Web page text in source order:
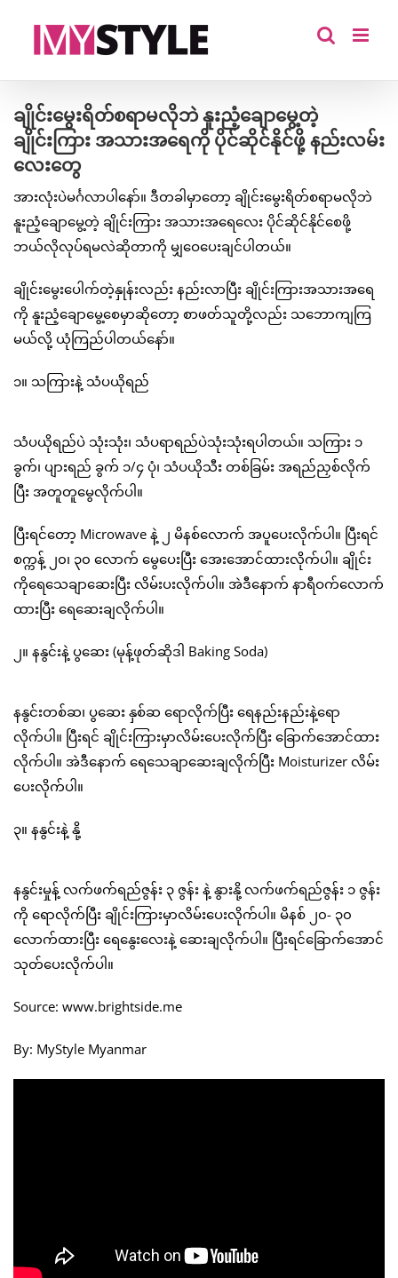
ချိုင်းမွေးရိတ်စရာမလိုဘဲ နူးညံ့ချောမွေ့တဲ့
ချိုင်းကြား အသားအရေကို ပိုင်ဆိုင်နိုင်ဖို့ နည်းလမ်း
လေးတွေ
အားလုံးပဲမင်္ဂလာပါနော်။ ဒီတခါမှာတော့ ချိုင်းမွေးရိတ်စရာမလိုဘဲ
နူးညံ့ချောမွေ့တဲ့ ချိုင်းကြား အသားအရေလေး ပိုင်ဆိုင်နိုင်စေဖို့
ဘယ်လိုလုပ်ရမလဲဆိုတာကို မျှဝေပေးချင်ပါတယ်။
ချိုင်းမွေးပေါက်တဲ့နှုန်းလည်း နည်းလာပြီး ချိုင်းကြားအသားအရေ
ကို နူးညံ့ချောမွေ့စေမှာဆိုတော့ စာဖတ်သူတို့လည်း သဘောကျကြ
မယ်လို့ ယုံကြည်ပါတယ်နော်။
၁။ သကြားနဲ့ သံပယိုရည်
သံပယိုရည်ပဲ သုံးသုံး၊ သံပရာရည်ပဲသုံးသုံးရပါတယ်။ သကြား ၁
ခွက်၊ ပျားရည် ခွက် ၁/၄ ပုံ၊ သံပယိုသီး တစ်ခြမ်း အရည်ညှစ်လိုက်
ပြီး အတူတူမွေလိုက်ပါ။
ပြီးရင်တော့ Microwave နဲ့ ၂ မိနစ်လောက် အပူပေးလိုက်ပါ။ ပြီးရင်
စက္ကန့် ၂၀၊ ၃၀ လောက် မွေပေးပြီး အေးအောင်ထားလိုက်ပါ။ ချိုင်း
ကိုရေသေချာဆေးပြီး လိမ်းပးလိုက်ပါ။ အဲဒီနောက် နာရီဝက်လောက်
ထားပြီး ရေဆေးချလိုက်ပါ။
၂။ နနွင်းနဲ့ ပွဆေး (မုန့်ဖုတ်ဆိုဒါ Baking Soda)
နနွင်းတစ်ဆ၊ ပွဆေး နှစ်ဆ ရောလိုက်ပြီး ရေနည်းနည်းနဲ့ရော
လိုက်ပါ။ ပြီးရင် ချိုင်းကြားမှာလိမ်းပေးလိုက်ပြီး ခြောက်အောင်ထား
လိုက်ပါ။ အဲဒီနောက် ရေသေချာဆေးချလိုက်ပြီး Moisturizer လိမ်း
ပေးလိုက်ပါ။
၃။ နနွင်းနဲ့ နို့
နနွင်းမှုန့် လက်ဖက်ရည်ဇွန်း ၃ ဇွန်း နဲ့ နွားနို့ လက်ဖက်ရည်ဇွန်း ၁ ဇွန်း
ကို ရောလိုက်ပြီး ချိုင်းကြားမှာလိမ်းပေးလိုက်ပါ။ မိနစ် ၂၀- ၃၀
လောက်ထားပြီး ရေနွေးလေးနဲ့ ဆေးချလိုက်ပါ။ ပြီးရင်ခြောက်အောင်
သုတ်ပေးလိုက်ပါ။
Source: www.brightside.me
By: MyStyle Myanmar